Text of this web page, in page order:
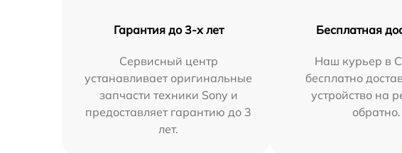
Гарантия до 3-х лет
Сервисный центр
устанавливает оригинальные
запчасти техники Sony и
предоставляет гарантию до 3
лет.
Бесплатная
Наш курьер в
бесплатно
устройство на
обратно.